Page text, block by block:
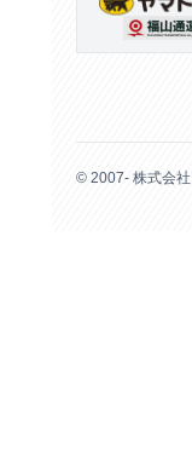
© 2007- 株式会